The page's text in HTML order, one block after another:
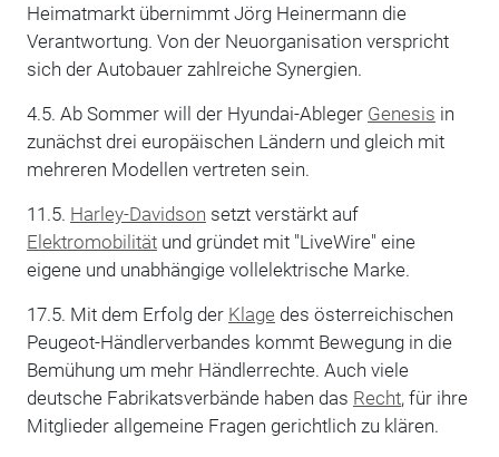
Heimatmarkt übernimmt Jörg Heinermann die
Verantwortung. Von der Neuorganisation verspricht
sich der Autobauer zahlreiche Synergien.
4.5. Ab Sommer will der Hyundai-Ableger Genesis in
zunächst drei europäischen Ländern und gleich mit
mehreren Modellen vertreten sein.
11.5. Harley-Davidson setzt verstärkt auf
Elektromobilitätund gründet mit "LiveWire" eine
eigene und unabhängige vollelektrische Marke.
17.5. Mit dem Erfolg der Klage des österreichischen
Peugeot-Händlerverbandes kommt Bewegung in die
Bemühung um mehr Händlerrechte. Auch viele
deutsche Fabrikatsverbände haben das Recht, für ihre
Mitglieder allgemeine Fragen gerichtlich zu klären.